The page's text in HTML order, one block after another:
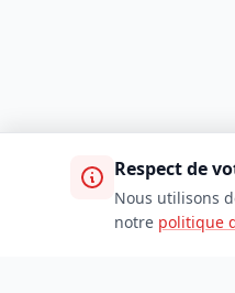
Respect de
Nous utilisons
notre politique